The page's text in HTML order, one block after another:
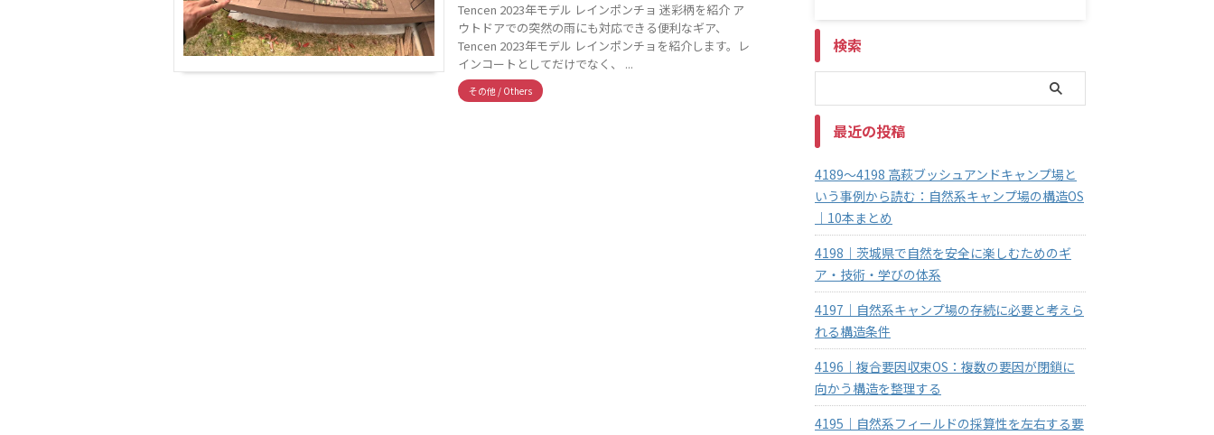
Tencen 2023年モデル レインポンチョ 迷彩柄を紹介 ア
ウトドアでの突然の雨にも対応できる便利なギア、
Tencen 2023年モデル レインポンチョを紹介します。レ
インコートとしてだけでなく、 ...
その他 / Others
検索
最近の投稿
4189～4198 高萩ブッシュアンドキャンプ場と
いう事例から読む：自然系キャンプ場の構造OS
｜10本まとめ
4198｜茨城県で自然を安全に楽しむためのギ
ア・技術・学びの体系
4197｜自然系キャンプ場の存続に必要と考えら
れる構造条件
4196｜複合要因収束OS：複数の要因が閉鎖に
向かう構造を整理する
4195｜自然系フィールドの採算性を左右する要